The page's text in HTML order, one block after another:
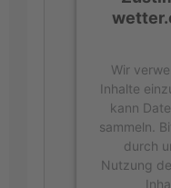
Wir
Inhalte
kann
sammeln.
durch
Nutzung